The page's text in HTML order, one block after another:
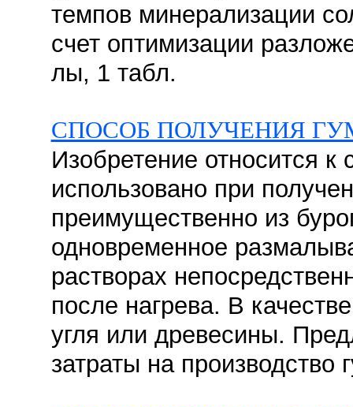
темпов минерализации
счет оптимизации
лы, 1 табл.
СПОСОБ ПОЛУЧЕНИЯ
Изобретение относится к
использовано при
преимущественно из
одновременное
растворах
после нагрева. В
угля или древесины.
затраты на производство